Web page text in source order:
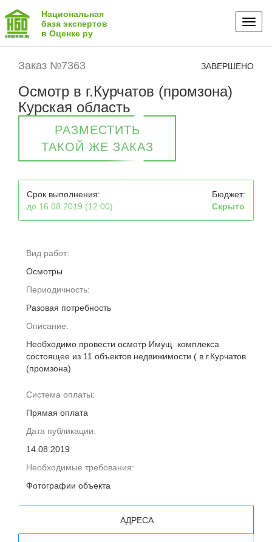
Национальная
база экспертов
в Оценке ру
Заказ №7363 ЗАВЕРШЕНО
Осмотр в г.Курчатов (промзона)
Курская область
РАЗМЕСТИТЬ
ТАКОЙ ЖЕ ЗАКАЗ
Срок выполнения:
до 16.08.2019 (12:00)
Бюджет:
Скрыто
Вид работ:
Осмотры
Периодичность:
Разовая потребность
Описание:
Необходимо провести осмотр Имущ. комплекса
состоящее из 11 объектов недвижимости ( в г.Курчатов
(промзона)
Система оплаты:
Прямая оплата
Дата публикации:
14.08.2019
Необходимые требования:
Фотографии объекта
АДРЕСА